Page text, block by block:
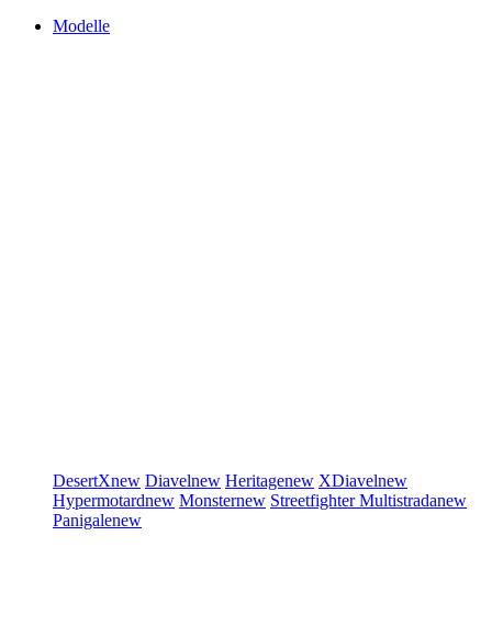
Modelle
DesertXnew Diavelnew Heritagenew XDiavelnew
Hypermotardnew Monsternew StreetfighterMultistradanew
Panigalenew